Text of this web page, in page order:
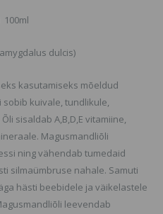
dulcis)
kasutamiseks mõeldud
kuivale, tundlikule,
sisaldab A,B,D,E vitamiine,
Magusmandliõli
ning vähendab tumedaid
silmaümbruse nahale. Samuti
hästi beebidele ja väikelastele
leevendab